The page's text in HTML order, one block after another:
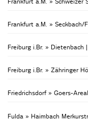
Frankfurt a.M. » Schweizer
Frankfurt a.M. » Seckbach/
Freiburg i.Br. » Dietenbach
Freiburg i.Br. » Zähringer
Friedrichsdorf » Goers-
Fulda » Haimbach